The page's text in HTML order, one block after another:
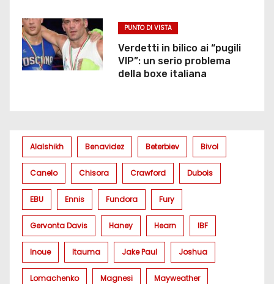
PUNTO DI VISTA
Verdetti in bilico ai “pugili
VIP”: un serio problema
della boxe italiana
Alalshikh Benavidez Beterbiev Bivol
Canelo Chisora Crawford Dubois
EBU Ennis Fundora Fury
Gervonta Davis Haney Hearn IBF
Inoue Itauma Jake Paul Joshua
Lomachenko Magnesi Mayweather